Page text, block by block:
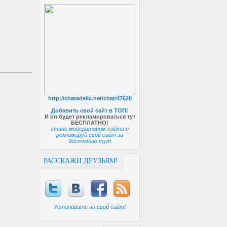
http://chatadelic.net/chat/47620
Добавить свой сайт в ТОП!
И он будет рекламироваться тут
БЕСПЛАТНО!
стань модератором сайта и
рекламируй свой сайт за
бесплатно тут
РАССКАЖИ ДРУЗЬЯМ!
Установить на свой сайт!